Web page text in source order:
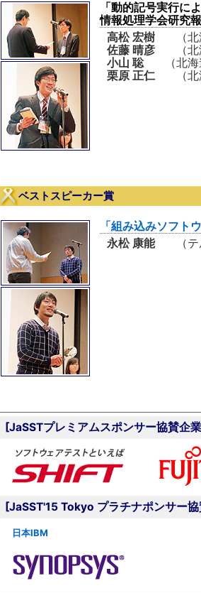
「動的記号実行に
情報処理学会研究
高松 宏樹
（北
佐藤 晴彦
（北
小山 聡
（北海
栗原 正仁
（北
ベストスピーカー賞
「組み込みソフト
永松 康能
（テ
[JaSSTプレミアムスポンサー協賛企
[JaSST'15 Tokyo プラチナポンサー
日本IBM